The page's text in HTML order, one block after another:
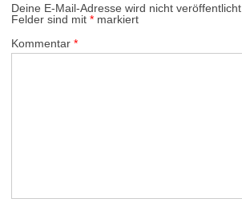
Deine E-Mail-Adresse wird nicht veröffentlicht.
Felder sind mit * markiert
Kommentar *